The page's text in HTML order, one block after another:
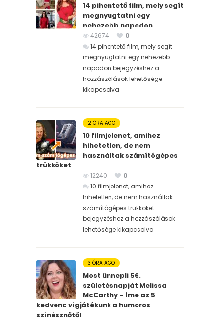
14 pihentető film, mely segít
megnyugtatni egy
nehezebb napodon
42674
0
14 pihentető film, mely segít
megnyugtatni egy nehezebb
napodon bejegyzéshez a
hozzászólások lehetősége
kikapcsolva
2 ÓRA AGO
10 filmjelenet, amihez
hihetetlen, de nem
használtak számítógépes
trükköket
12240
0
10 filmjelenet, amihez
hihetetlen, de nem használtak
számítógépes trükköket
bejegyzéshez a hozzászólások
lehetősége kikapcsolva
3 ÓRA AGO
Most ünnepli 56.
születésnapját Melissa
McCarthy – Íme az 5
kedvenc vígjátékunk a humoros
színésznőtől